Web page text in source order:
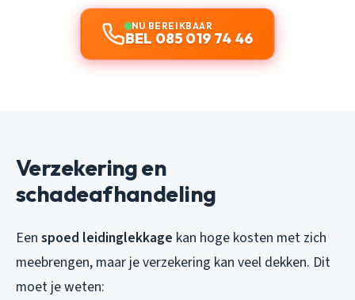
NU BEREIKBAAR
BEL 085 019 74 46
Verzekering en
schadeafhandeling
Een spoed leidinglekkage kan hoge kosten met zich
meebrengen, maar je verzekering kan veel dekken. Dit
moet je weten: